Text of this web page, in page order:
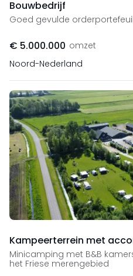
Bouwbedrijf
Goed gevulde
€ 5.000.000 omzet
Noord-Nederland
Kampeerterrein met
Minicamping met B&B
het Friese merengebied